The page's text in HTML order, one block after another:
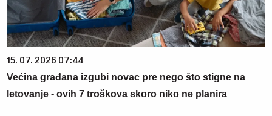
15. 07. 2026 07:44
Većina građana izgubi novac pre nego što stigne na
letovanje - ovih 7 troškova skoro niko ne planira